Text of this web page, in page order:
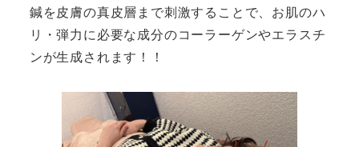
鍼を皮膚の真皮層まで刺激することで、お肌のハ
リ・弾力に必要な成分のコーラーゲンやエラスチ
ンが生成されます！！